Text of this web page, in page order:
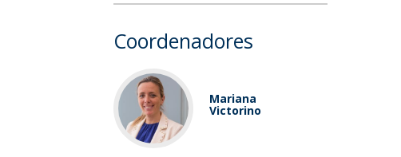
Coordenadores
Mariana
Victorino